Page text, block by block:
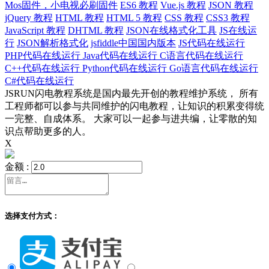
Mos固件，小电视必刷固件 ES6 教程 Vue.js 教程 JSON 教程
jQuery 教程 HTML 教程 HTML 5 教程 CSS 教程 CSS3 教程
JavaScript 教程 DHTML 教程 JSON在线格式化工具 JS在线运
行 JSON解析格式化 jsfiddle中国国内版本 JS代码在线运行
PHP代码在线运行 Java代码在线运行 C语言代码在线运行
C++代码在线运行 Python代码在线运行 Go语言代码在线运行
C#代码在线运行
JSRUN闪电教程系统是国内最先开创的教程维护系统， 所有
工程师都可以参与共同维护的闪电教程，让知识的积累变得统
一完整、自成体系。 大家可以一起参与进共编，让零散的知
识点帮助更多的人。
X
金额 :
选择支付方式：